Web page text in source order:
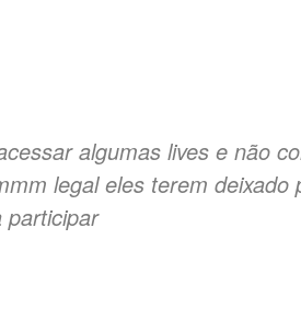
algumas lives e não
legal eles terem deixado
participar